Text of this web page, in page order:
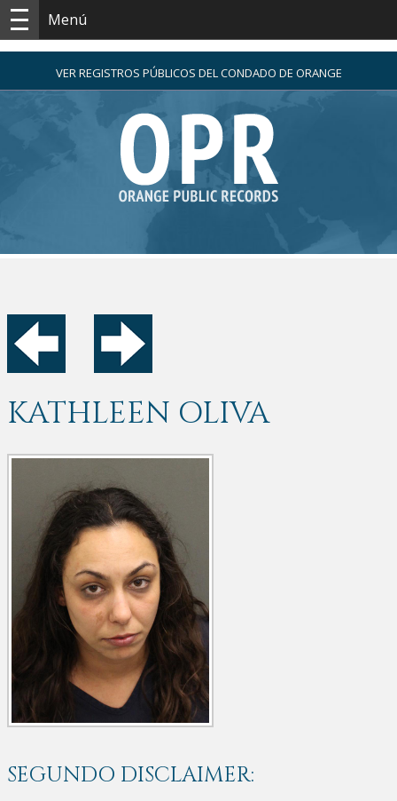
Menú
VER REGISTROS PÚBLICOS DEL CONDADO DE ORANGE
KATHLEEN OLIVA
SEGUNDO DISCLAIMER: